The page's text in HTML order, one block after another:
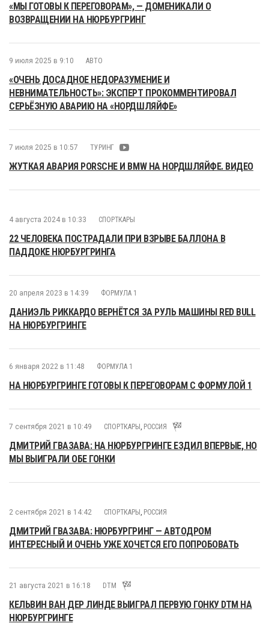
«МЫ ГОТОВЫ К ПЕРЕГОВОРАМ», — ДОМЕНИКАЛИ О
ВОЗВРАЩЕНИИ НА НЮРБУРГРИНГ
9 июля 2025 в 9:10 АВТО
«ОЧЕНЬ ДОСАДНОЕ НЕДОРАЗУМЕНИЕ И
НЕВНИМАТЕЛЬНОСТЬ»: ЭКСПЕРТ ПРОКОММЕНТИРОВАЛ
СЕРЬЁЗНУЮ АВАРИЮ НА «НОРДШЛЯЙФЕ»
7 июля 2025 в 10:57 ТУРИНГ
ЖУТКАЯ АВАРИЯ PORSCHE И BMW НА НОРДШЛЯЙФЕ. ВИДЕО
4 августа 2024 в 10:33 СПОРТКАРЫ
22 ЧЕЛОВЕКА ПОСТРАДАЛИ ПРИ ВЗРЫВЕ БАЛЛОНА В
ПАДДОКЕ НЮРБУРГРИНГА
20 апреля 2023 в 14:39 ФОРМУЛА 1
ДАНИЭЛЬ РИККАРДО ВЕРНЁТСЯ ЗА РУЛЬ МАШИНЫ RED BULL
НА НЮРБУРГРИНГЕ
6 января 2022 в 11:48 ФОРМУЛА 1
НА НЮРБУРГРИНГЕ ГОТОВЫ К ПЕРЕГОВОРАМ С ФОРМУЛОЙ 1
7 сентября 2021 в 10:49 СПОРТКАРЫ , РОССИЯ
ДМИТРИЙ ГВАЗАВА: НА НЮРБУРГРИНГЕ ЕЗДИЛ ВПЕРВЫЕ, НО
МЫ ВЫИГРАЛИ ОБЕ ГОНКИ
2 сентября 2021 в 14:42 СПОРТКАРЫ , РОССИЯ
ДМИТРИЙ ГВАЗАВА: НЮРБУРГРИНГ — АВТОДРОМ
ИНТЕРЕСНЫЙ И ОЧЕНЬ УЖЕ ХОЧЕТСЯ ЕГО ПОПРОБОВАТЬ
21 августа 2021 в 16:18 DTM
КЕЛЬВИН ВАН ДЕР ЛИНДЕ ВЫИГРАЛ ПЕРВУЮ ГОНКУ DTM НА
НЮРБУРГРИНГЕ